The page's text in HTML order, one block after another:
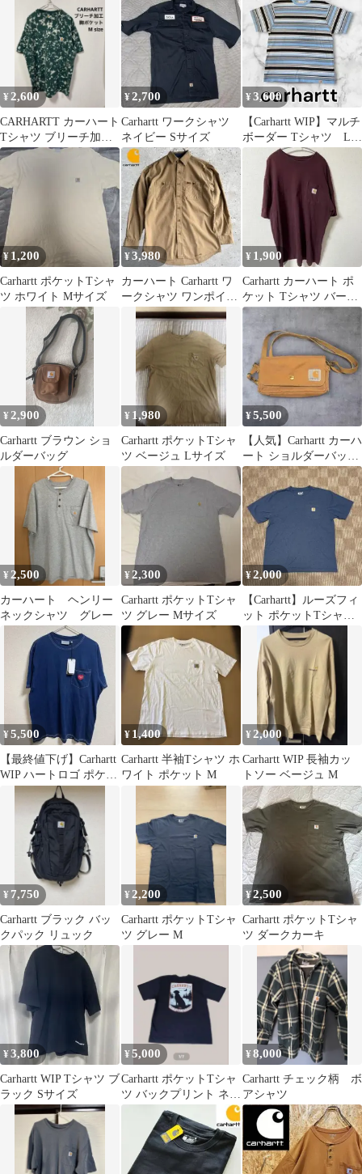
¥ 2,600
CARHARTT カーハート
Tシャツ ブリーチ加工
胸ポケット グリーン M
¥2,700
Carhartt ワークシャツ
ネイビー Sサイズ
¥3,600
【Carhartt WIP】マルチ
ボーダー Tシャツ Lサ
イズ
¥ 1,200
Carhartt ポケットTシャ
ツ ホワイト Mサイズ
¥3,980
カーハート Carhartt ワ
ークシャツ ワンポイン
ト ロゴ メキシコ製
¥ 1,900
Carhartt カーハート ポ
ケット Tシャツ バーガ
ンディ L
¥ 2,900
Carhartt ブラウン ショ
ルダーバッグ
¥ 1,980
Carhartt ポケットTシャ
ツ ベージュ Lサイズ
¥5,500
【人気】Carhartt カーハ
ート ショルダーバッグ
ミニバッグ ブラウン
¥2,500
カーハート ヘンリー
ネックシャツ グレー
¥2,300
Carhartt ポケットTシャ
ツ グレー Mサイズ
¥2,000
⁠【Carhartt】ルーズフィ
ット ポケットTシャツ
ネイビー L⁠
¥5,500
【最終値下げ】Carhartt
WIP ハートロゴ ポケッ
トTシャツ ネイビー
¥ 1,400
Carhartt 半袖Tシャツ ホ
ワイト ポケット M
¥2,000
Carhartt WIP 長袖カッ
トソー ベージュ M
¥ 7,750
Carhartt ブラック バッ
クパック リュック
¥ 2,200
Carhartt ポケットTシャ
ツ グレー M
¥2,500
Carhartt ポケットTシャ
ツ ダークカーキ
¥3,800
Carhartt WIP Tシャツ ブ
ラック Sサイズ
¥5,000
Carhartt ポケットTシャ
ツ バックプリント ネイ
¥8,000
Carhartt チェック柄 ボ
アシャツ